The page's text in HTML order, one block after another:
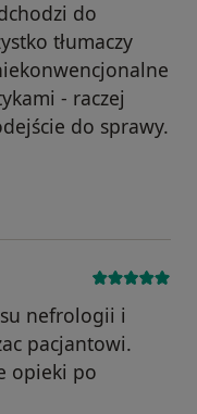
do
tłumaczy
- raczej
do sprawy.
usunięte
nefrologii i
pacjantowi.
opieki po